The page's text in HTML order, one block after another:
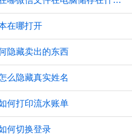
在哪打开
隐藏卖出的东西
么隐藏真实姓名
何打印流水账单
何切换登录